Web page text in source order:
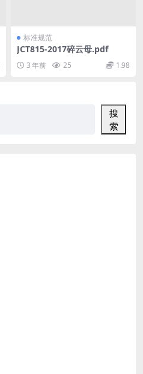
标准规范
JCT815-2017碎云母.pdf
3 年前 25 1.98
搜
索